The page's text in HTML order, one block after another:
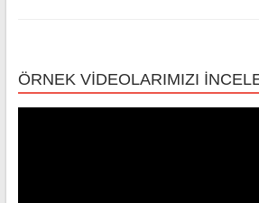
ÖRNEK VİDEOLARIMIZI